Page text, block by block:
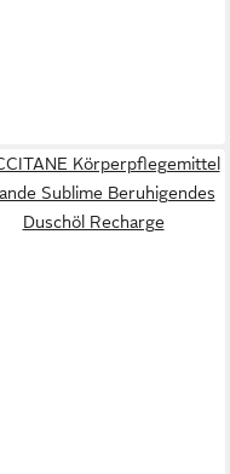
Körperpflegemittel
Sublime Beruhigendes
Duschöl Recharge